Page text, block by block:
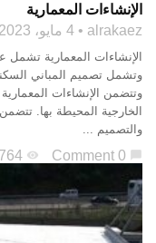
الإنشاءات المعمارية
alrakaez 4 مايو، 2023
الإنشاءات المعمارية تشمل
وتشمل تصميم المباني
وتتضمن الإنشاءات
الخارجية المحيطة بها.
والتصميم ...
chat_bubble
0 Comment
visibility
Views